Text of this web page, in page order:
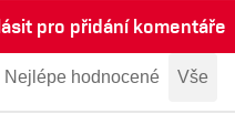
pro přidání komentáře
Nejlépe hodnocené Vše